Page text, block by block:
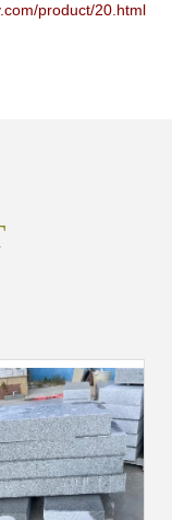
product/20.html